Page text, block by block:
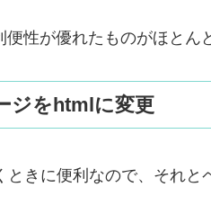
性が優れたものがほとん
ジをhtmlに変更
きに便利なので、それと